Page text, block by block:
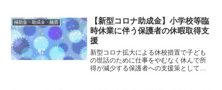
ましょう。
補助金・助成金・融資
【新型コロナ助成金】小学校等臨
時休業に伴う保護者の休暇取得支
援
新型コロナ拡大による休校措置で子ども
の世話のために仕事をやむなく休んで所
得が減少する保護者への支援策として、